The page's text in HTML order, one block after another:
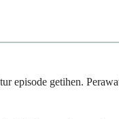
episode getihen.